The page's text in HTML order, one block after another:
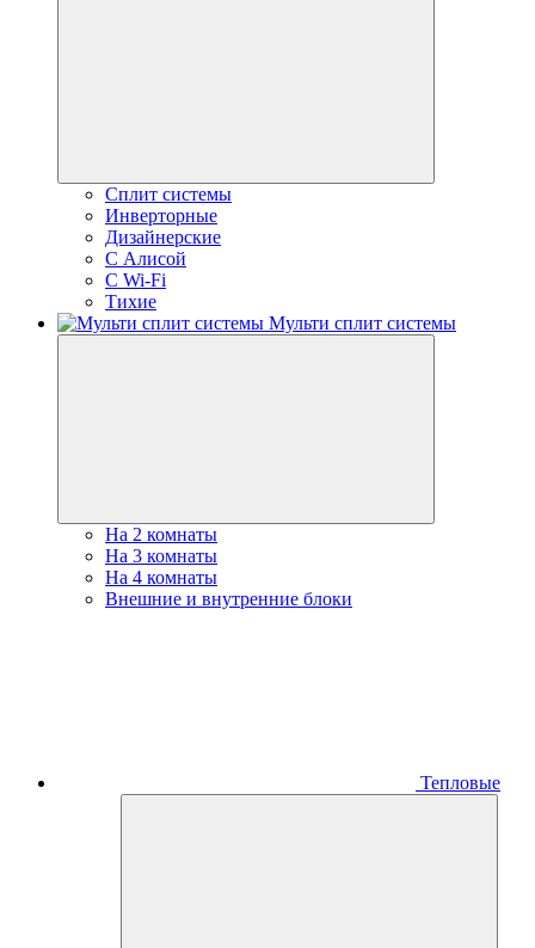
Сплит системы
Инверторные
Дизайнерские
С Алисой
C Wi-Fi
Тихие
Мульти сплит системы
На 2 комнаты
На 3 комнаты
На 4 комнаты
Внешние и внутренние блоки
Тепловые